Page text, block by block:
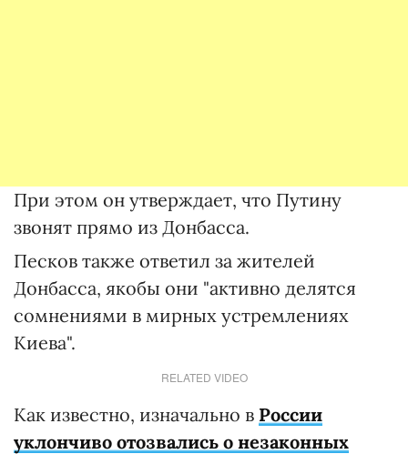
При этом он утверждает, что Путину
звонят прямо из Донбасса.
Песков также ответил за жителей
Донбасса, якобы они "активно делятся
сомнениями в мирных устремлениях
Киева".
RELATED VIDEO
Как известно, изначально в России
уклончиво отозвались о незаконных